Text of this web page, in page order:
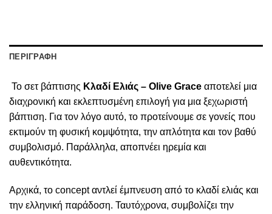
ΠΕΡΙΓΡΑΦΗ
Το σετ βάπτισης Κλαδί Ελιάς – Olive Grace αποτελεί μια
διαχρονική και εκλεπτυσμένη επιλογή για μια ξεχωριστή
βάπτιση. Για τον λόγο αυτό, το προτείνουμε σε γονείς που
εκτιμούν τη φυσική κομψότητα, την απλότητα και τον βαθύ
συμβολισμό. Παράλληλα, αποπνέει ηρεμία και
αυθεντικότητα.
Αρχικά, το concept αντλεί έμπνευση από το κλαδί ελιάς και
την ελληνική παράδοση. Ταυτόχρονα, συμβολίζει την